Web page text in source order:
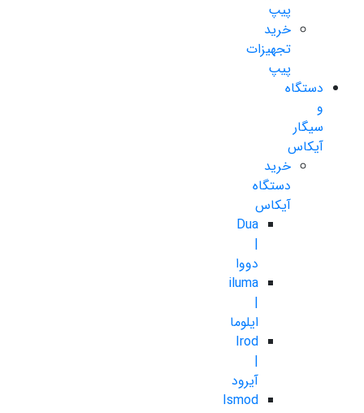
پیپ
خرید
تجهیزات
پیپ
دستگاه
و
سیگار
آیکاس
خرید
دستگاه
آیکاس
Dua
|
دووا
iluma
|
ایلوما
Irod
|
آیرود
Ismod